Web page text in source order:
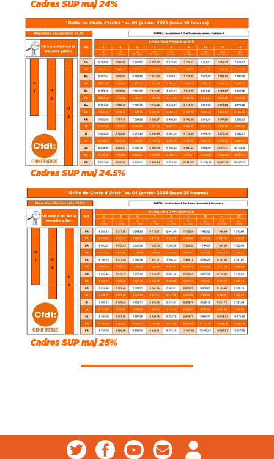
Cadres SUP maj 24%
Cadres SUP maj 24.5%
Cadres SUP maj 25%